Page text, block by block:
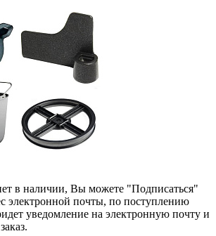
в наличии, Вы можете "Подписаться"
электронной почты, по поступлению
уведомление на электронную почту и